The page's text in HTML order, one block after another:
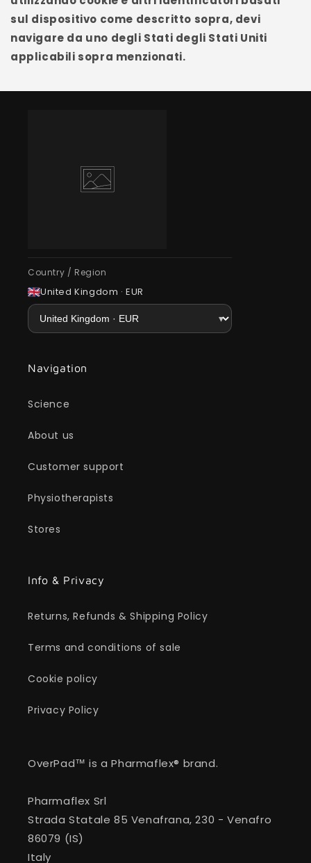
sul dispositivo come descritto sopra, devi
navigare da uno degli Stati degli Stati Uniti
applicabili sopra menzionati.
Country / Region
United Kingdom · EUR
Navigation
Science
About us
Customer support
Physiotherapists
Stores
Info & Privacy
Returns, Refunds & Shipping Policy
Terms and conditions of sale
Cookie policy
Privacy Policy
OverPad™ is a Pharmaflex® brand.
Pharmaflex Srl
Strada Statale 85 Venafrana, 230 - Venafro
86079 (IS)
Italy